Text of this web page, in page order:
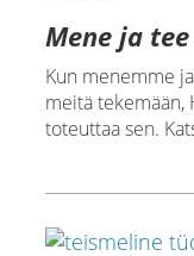
Mene ja
Kun menemme
meitä tekemään,
toteuttaa sen.